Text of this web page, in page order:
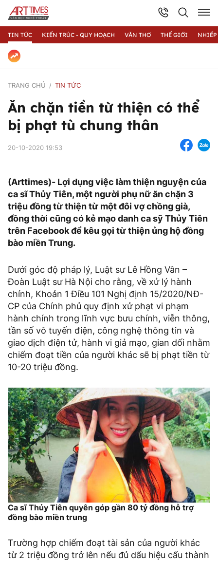
TIN TỨC KIẾN TRÚC - QUY HOẠCH VĂN THƠ THẾ GIỚI
TRANG CHỦ TIN TỨC
Ăn chặn tiền từ thiện có thể
bị phạt tù chung thân
20-10-2020 19:53
(Arttimes)- Lợi dụng việc làm thiện nguyện của
ca sĩ Thủy Tiên, một người phụ nữ ăn chặn 3
triệu đồng từ thiện từ một đôi vợ chồng già,
đồng thời cũng có kẻ mạo danh ca sỹ Thủy Tiên
trên Facebook để kêu gọi từ thiện ủng hộ đồng
bào miền Trung.
Dưới góc độ pháp lý, Luật sư Lê Hồng Vân –
Đoàn Luật sư Hà Nội cho rằng, về xử lý hành
chính, Khoản 1 Điều 101 Nghị định 15/2020/NĐ-
CP của Chính phủ quy định xử phạt vi phạm
hành chính trong lĩnh vực bưu chính, viễn thông,
tần số vô tuyến điện, công nghệ thông tin và
giao dịch điện tử, hành vi giả mạo, gian dối nhằm
chiếm đoạt tiền của người khác sẽ bị phạt tiền từ
10-20 triệu đồng.
Ca sĩ Thủy Tiên quyên góp gần 80 tỷ đồng hỗ trợ
đồng bào miền trung
Trường hợp chiếm đoạt tài sản của người khác
từ 2 triệu đồng trở lên nếu đủ dấu hiệu cấu thành